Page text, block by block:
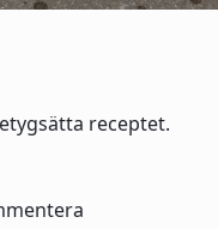
receptet.